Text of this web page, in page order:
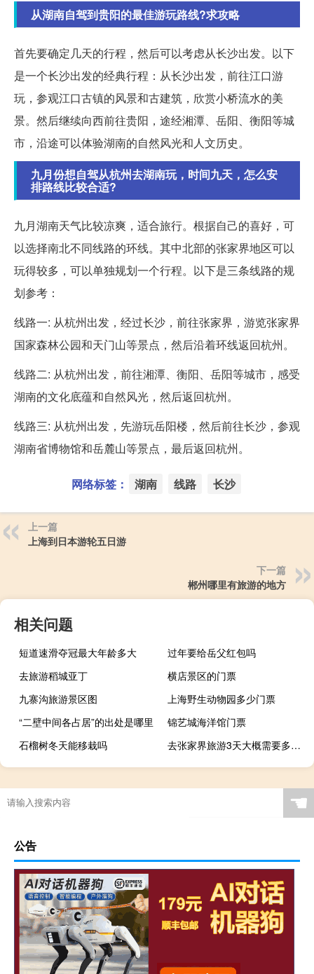
从湖南自驾到贵阳的最佳游玩路线?求攻略
首先要确定几天的行程，然后可以考虑从长沙出发。以下
是一个长沙出发的经典行程：从长沙出发，前往江口游
玩，参观江口古镇的风景和古建筑，欣赏小桥流水的美
景。然后继续向西前往贵阳，途经湘潭、岳阳、衡阳等城
市，沿途可以体验湖南的自然风光和人文历史。
九月份想自驾从杭州去湖南玩，时间九天，怎么安
排路线比较合适?
九月湖南天气比较凉爽，适合旅行。根据自己的喜好，可
以选择南北不同线路的环线。其中北部的张家界地区可以
玩得较多，可以单独规划一个行程。以下是三条线路的规
划参考：
线路一: 从杭州出发，经过长沙，前往张家界，游览张家界
国家森林公园和天门山等景点，然后沿着环线返回杭州。
线路二: 从杭州出发，前往湘潭、衡阳、岳阳等城市，感受
湖南的文化底蕴和自然风光，然后返回杭州。
线路三: 从杭州出发，先游玩岳阳楼，然后前往长沙，参观
湖南省博物馆和岳麓山等景点，最后返回杭州。
网络标签： 湖南 线路 长沙
上一篇
上海到日本游轮五日游
下一篇
郴州哪里有旅游的地方
相关问题
短道速滑夺冠最大年龄多大
过年要给岳父红包吗
去旅游稻城亚丁
横店景区的门票
九寨沟旅游景区图
上海野生动物园多少门票
“二壁中间各占居”的出处是哪里
锦艺城海洋馆门票
石榴树冬天能移栽吗
去张家界旅游3天大概需要多少费用
☚
公告